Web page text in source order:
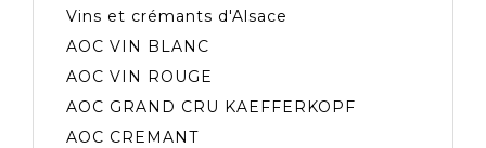
Vins et crémants d'Alsace
AOC VIN BLANC
AOC VIN ROUGE
AOC GRAND CRU KAEFFERKOPF
AOC CREMANT